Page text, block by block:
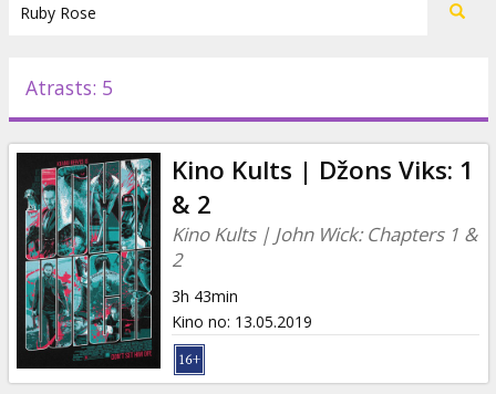
Pasākumi
Ziņas
Dāvanu
kartes
Uzkodas
Atrasts: 5
Kino Kults | Džons Viks: 1
& 2
Kino Kults | John Wick: Chapters 1 &
2
3h 43min
Kino no: 13.05.2019